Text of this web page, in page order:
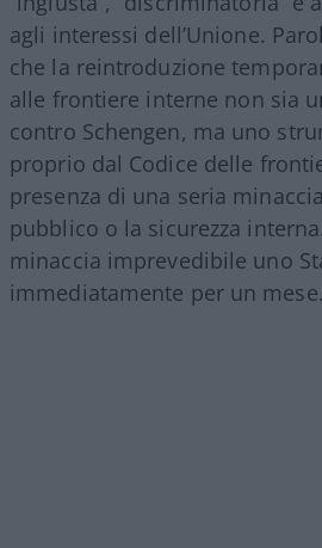
agli interessi dell’Unione.
che la reintroduzione
alle frontiere interne non sia
contro Schengen, ma uno
proprio dal Codice delle
presenza di una seria
pubblico o la sicurezza
minaccia imprevedibile uno
immediatamente per un mese.